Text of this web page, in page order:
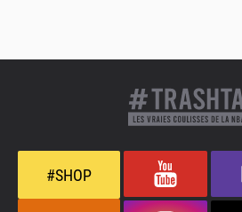
#SHOP